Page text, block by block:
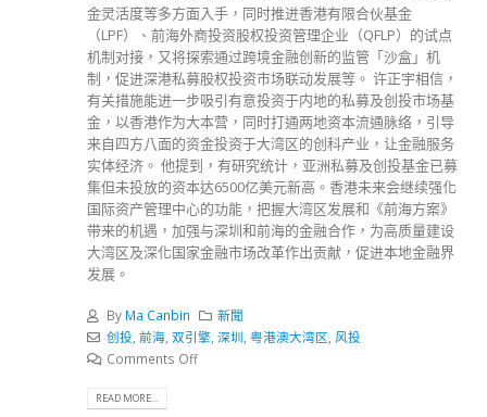
金灵活度等多方面入手，同时推进香港有限合伙基金
（LPF）、前海外商投资股权投资管理企业（QFLP）的试点
机制对接，又将探索通过跨境金融创新的监管「沙盒」机
制，促进深港私募股权投资市场联动发展等。 许正宇相信，
有关措施能进一步吸引有意投资于内地的私募及创投市场基
金，以香港作为大本营，同时打通两地资本流通脉络，引导
来自四方八面的资金投资于大湾区的创科产业，让金融服务
实体经济。 他提到，有研究统计，亚洲私募及创投基金已募
集但未投放的资本达6500亿美元新高。香港未来会继续强化
国际资产管理中心的功能，把握大湾区发展和《前海方案》
带来的机遇，加强与深圳和前海的金融合作，为高质量建设
大湾区及深化国家金融市场改革作出贡献，促进本地金融界
发展。
By Ma Canbin
新聞
创投, 前海, 双引擎, 深圳, 粤港澳大湾区, 风投
Comments Off
READ MORE...